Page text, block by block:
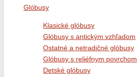
Glóbusy
Klasické glóbusy
Glóbusy s antickým vzhľadom
Ostatné a netradičné glóbusy
Glóbusy s reliéfnym povrchom
Detské glóbusy